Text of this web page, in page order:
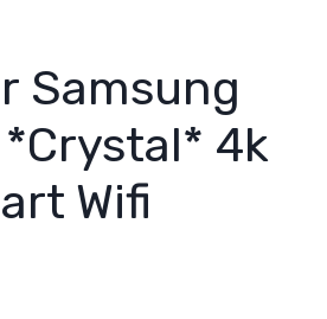
Samsung
*Crystal* 4k
Wifi